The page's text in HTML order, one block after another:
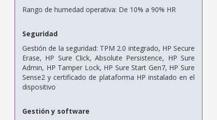
Rango de humedad operativa: De 10% a 90% HR
Seguridad
Gestión de la seguridad: TPM 2.0 integrado, HP Secure
Erase, HP Sure Click, Absolute Persistence, HP Sure
Admin, HP Tamper Lock, HP Sure Start Gen7, HP Sure
Sense2 y certificado de plataforma HP instalado en el
dispositivo
Gestión y software